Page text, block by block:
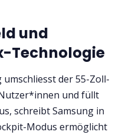
und
Technologie
der 55-Zoll-
und füllt
schreibt Samsung in
Modus ermöglicht